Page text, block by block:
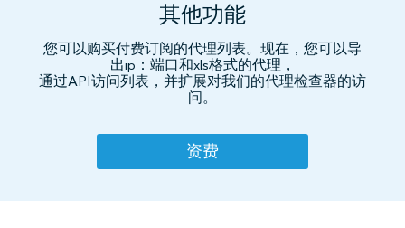
其他功能
您可以购买付费订阅的代理列表。现在，您可以导
出ip：端口和xls格式的代理，
通过API访问列表，并扩展对我们的代理检查器的访
问。
资费